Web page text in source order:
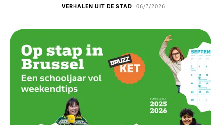
VERHALEN UIT DE STAD 06/7/2026